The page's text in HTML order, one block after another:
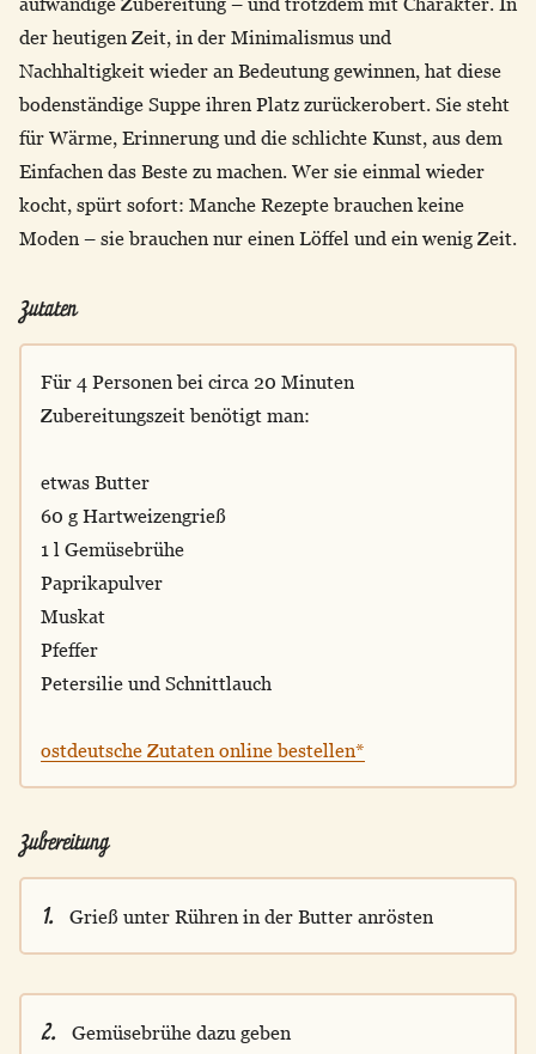
der heutigen Zeit, in der Minimalismus und
Nachhaltigkeit wieder an Bedeutung gewinnen, hat diese
bodenständige Suppe ihren Platz zurückerobert. Sie steht
für Wärme, Erinnerung und die schlichte Kunst, aus dem
Einfachen das Beste zu machen. Wer sie einmal wieder
kocht, spürt sofort: Manche Rezepte brauchen keine
Moden – sie brauchen nur einen Löffel und ein wenig Zeit.
Zutaten
Für 4 Personen bei circa 20 Minuten
Zubereitungszeit benötigt man:
etwas Butter
60 g Hartweizengrieß
1 l Gemüsebrühe
Paprikapulver
Muskat
Pfeffer
Petersilie und Schnittlauch
ostdeutsche Zutaten online bestellen*
Zubereitung
1. Grieß unter Rühren in der Butter anrösten
2. Gemüsebrühe dazu geben